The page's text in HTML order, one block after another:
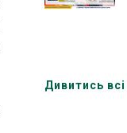
Дивитись всі